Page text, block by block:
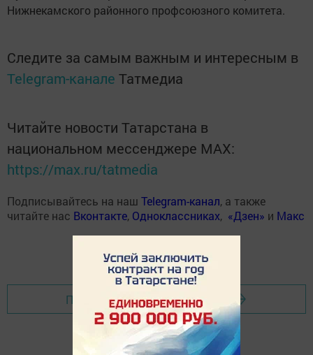
Нижнекамского районного профсоюзного комитета.
Следите за самым важным и интересным в
Telegram-канале Татмедиа
Читайте новости Татарстана в
национальном мессенджере MАХ:
https://max.ru/tatmedia
Подписывайтесь на наш Telegram-канал, а также
читайте нас Вконтакте, Одноклассниках, «Дзен» и Макс
Перейти на страницу новости